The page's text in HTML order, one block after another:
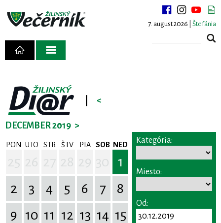
7. august 2026 | Štefánia
<
DECEMBER 2019 >
PON UTO STR ŠTV PIA SOB NED
1
2
3 4 5 6 7
8
9 10 11 12 13 14 15
Kategória:
Miesto:
Od: